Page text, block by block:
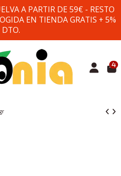
A PARTIR DE 59€ - RESTO
EN TIENDA GRATIS + 5%
DTO.
4